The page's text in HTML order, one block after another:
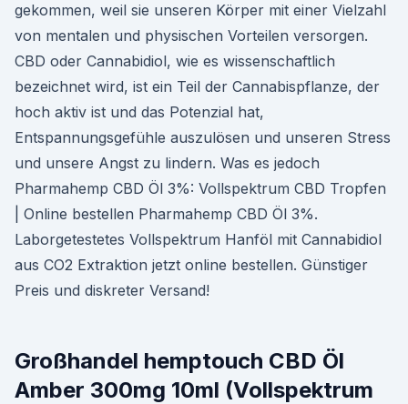
gekommen, weil sie unseren Körper mit einer Vielzahl
von mentalen und physischen Vorteilen versorgen.
CBD oder Cannabidiol, wie es wissenschaftlich
bezeichnet wird, ist ein Teil der Cannabispflanze, der
hoch aktiv ist und das Potenzial hat,
Entspannungsgefühle auszulösen und unseren Stress
und unsere Angst zu lindern. Was es jedoch
Pharmahemp CBD Öl 3%: Vollspektrum CBD Tropfen
| Online bestellen Pharmahemp CBD Öl 3%.
Laborgetestetes Vollspektrum Hanföl mit Cannabidiol
aus CO2 Extraktion jetzt online bestellen. Günstiger
Preis und diskreter Versand!
Großhandel hemptouch CBD Öl
Amber 300mg 10ml (Vollspektrum